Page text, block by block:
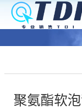
聚氨酯软